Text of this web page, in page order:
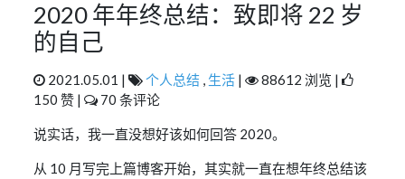
2020 年年终总结：致即将 22 岁
的自己
2021.05.01 | 个人总结 , 生活 |
88612 浏览 |
150 赞 |
70 条评论
说实话，我一直没想好该如何回答 2020。
从 10 月写完上篇博客开始，其实就一直在想年终总结该